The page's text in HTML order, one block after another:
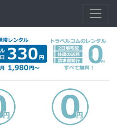
Next